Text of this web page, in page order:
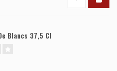
Blancs 37,5 Cl